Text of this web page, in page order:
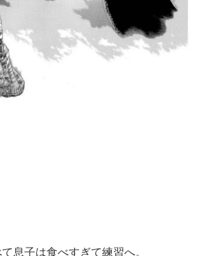
息子は食べすぎて練習へ。